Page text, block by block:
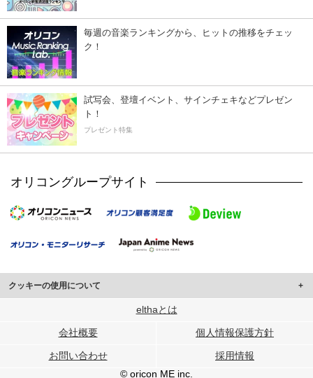
毎週の音楽ランキングから、ヒットの推移をチェッ
ク！
試写会、登壇イベント、サインチェキなどプレゼン
ト！
プレゼント特集
オリコングループサイト
クッキーの使用について
このサイトでは Cookie を使用して、ユーザーに合わせたコンテンツや広告の
行っています。
メディアや広告配信、データ解析の各パートナーに提供しています。
elthaとは
会社概要 個人情報保護方針
お問い合わせ
採用情報
© oricon ME inc.